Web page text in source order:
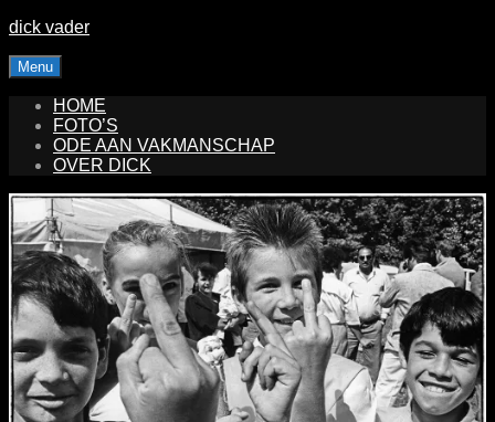
Skip
content
dick vader
Menu
HOME
FOTO’S
ODE AAN VAKMANSCHAP
OVER DICK